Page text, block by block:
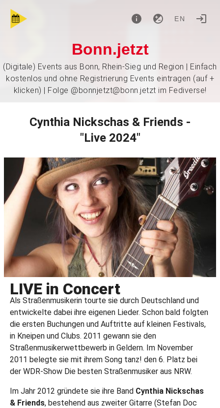
EN
Bonn.jetzt
(Digitale) Events aus Bonn, Rhein-Sieg und Region | Einfach
kostenlos und ohne Registrierung Events eintragen (auf +
klicken) | Folge @bonnjetzt@bonn.jetzt im Fediverse!
Cynthia Nickschas & Friends -
"Live 2024"
LIVE in Concert
Als Straßenmusikerin tourte sie durch Deutschland und
entwickelte dabei ihre eigenen Lieder. Schon bald folgten
die ersten Buchungen und Auftritte auf kleinen Festivals,
in Kneipen und Clubs. 2011 gewann sie den
Straßenmusikerwettbewerb in Geldern. Im November
2011 belegte sie mit ihrem Song tanz! den 6. Platz bei
der WDR-Show Die besten Straßenmusiker aus NRW.
Im Jahr 2012 gründete sie ihre Band Cynthia Nickschas
& Friends, bestehend aus zweiter Gitarre (Stefan Doc